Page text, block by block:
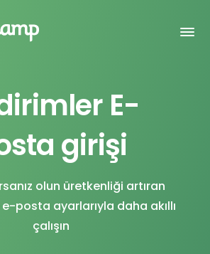
E-
girişi
olun üretkenliği artıran
posta ayarlarıyla daha akıllı
çalışın